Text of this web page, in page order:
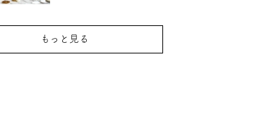
もっと見る